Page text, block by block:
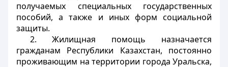
получаемых специальных государственных
пособий, а также и иных форм социальной
защиты.
2. Жилищная помощь назначается
гражданам Республики Казахстан, постоянно
проживающим на территории города Уральска,